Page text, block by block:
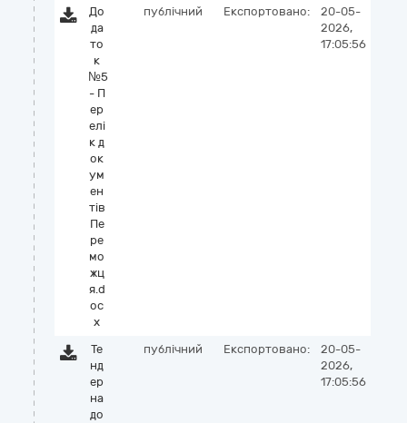
До
да
то
к
№5
- П
ер
елі
к д
ок
ум
ен
тів
Пе
ре
мо
жц
я.d
oc
x
публічний Експортовано:
20-05-
2026,
17:05:56
Те
нд
ер
на
до
публічний Експортовано:
20-05-
2026,
17:05:56